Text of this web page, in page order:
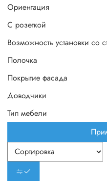
Ориентация
С розеткой
Возможность установки со
Полочка
Покрытие фасада
Доводчики
Тип мебели